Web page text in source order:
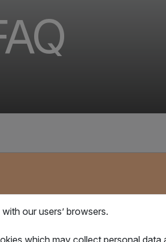
our users’ browsers.
which may collect personal data